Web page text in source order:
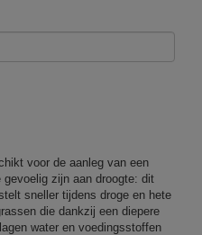
voor de aanleg van een
zijn aan droogte: dit
sneller tijdens droge en hete
die dankzij een diepere
water en voedingsstoffen